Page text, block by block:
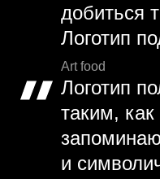
добиться
Логотип
Art food
Логотип
таким,
и